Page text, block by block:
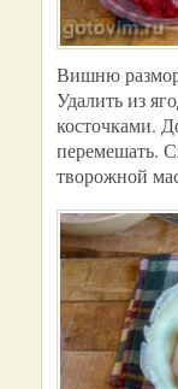
Вишню
Удалить из
косточками.
перемешать.
творожной